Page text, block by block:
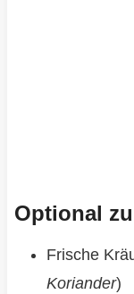
Optional
Frische
Koriander)